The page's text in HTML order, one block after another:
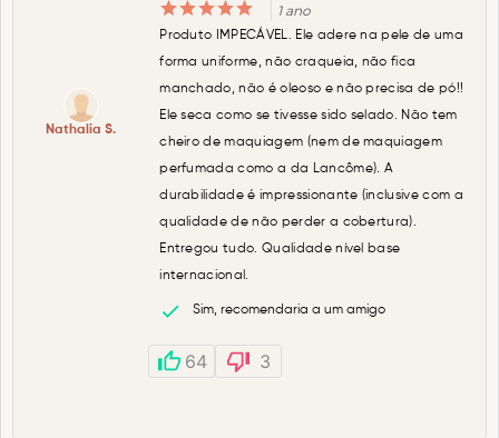
Nathalia S.
1 ano
Produto IMPECÁVEL. Ele adere na pele de uma
forma uniforme, não craqueia, não fica
manchado, não é oleoso e não precisa de pó!!
Ele seca como se tivesse sido selado. Não tem
cheiro de maquiagem (nem de maquiagem
perfumada como a da Lancôme). A
durabilidade é impressionante (inclusive com a
qualidade de não perder a cobertura).
Entregou tudo. Qualidade nível base
internacional.
Sim, recomendaria a um amigo
64 3